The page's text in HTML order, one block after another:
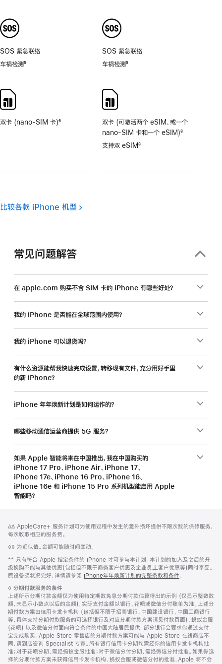
SOS 紧急联络
车祸检测5
双卡 (nano-SIM 卡)6
SOS 紧急联络
车祸检测5
双卡 (可激活两个 eSIM，或一个
nano-SIM 卡和一个 eSIM)
脚
8
支持双 eSIM8
比较各款 iPhone 机型
常见问题解答
在 apple.com 购买不含 SIM 卡的 iPhone 有哪些好处？
我的 iPhone 是否能在全球范围内使用？
我的 iPhone 可以退货吗？
有什么资源能帮我快速完成设置，转移现有文件，充分用好手里
的新 iPhone？
iPhone 年年焕新计划是如何运作的？
哪些移动通信运营商提供 5G 服务？
如果 Apple 智能将来在中国推出，我在中国购买的
iPhone 17 Pro、iPhone Air、iPhone 17、
iPhone 17e、iPhone 16 Pro、iPhone 16、
iPhone 16e 和 iPhone 15 Pro 系列机型能启用 Apple
智能吗？
页
页
脚
注
脚
注
∆∆ AppleCare+ 服务计划可为使用过程中发生的意外损坏提供不限次数的保修服务，
每次收取相应的服务费。
脚
◊◊ 为近似值。金额可能随时间变动。
脚
注
** 只有符合 Apple 指定条件的 iPhone 才可参与本计划。本计划的加⼊及之后的升
级换购不能与其他优惠(包括但不限于商务客户优惠及企业员⼯客户优惠等)同时享受。
原设备须状况完好，详情请参阅 iPhone年年焕新计划的完整条款和条件。
脚
注
◊ 分期付款服务的条件
上述所示分期付款金额仅为使用特定期数免息分期付款估算得出的示例 (仅显示整数数
额，未显示小数点以后的金额)，实际支付金额以银行、花呗或微信分付账单为准。上述分
期付款方案由信用卡发卡机构 (包括但不限于招商银行、中国建设银行、中国工商银行
等，具体支持分期付款服务的可选择银行及对应分期付款方案请见付款页面)、蚂蚁金服
(花呗) 以及微信分付面向符合条件的中国大陆居民提供。部分银行会要求你通过支付
宝完成购买。Apple Store 零售店的分期付款方案可能与 Apple Store 在线商店不
同，请到店咨询 Specialist 专家。所有银行信用卡分期均需经你的信用卡发卡机构批
准；对于花呗分期，需经蚂蚁金服批准；对于微信分付分期，需经微信分付批准。如果你选
择的分期付款方案未获得信用卡发卡机构、蚂蚁金服或微信分付的批准，Apple 将不会